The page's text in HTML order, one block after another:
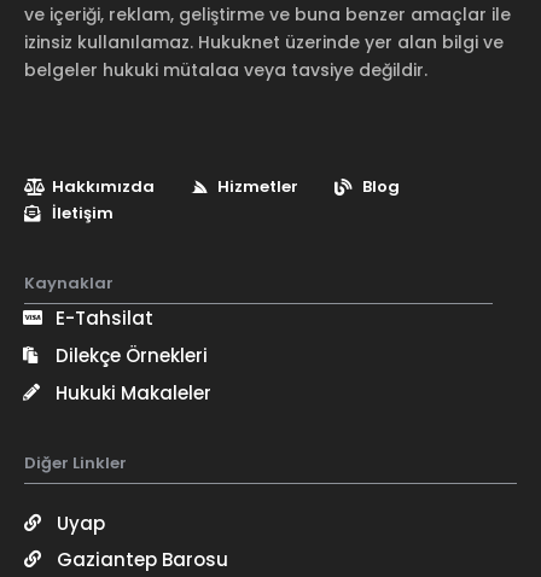
ve içeriği, reklam, geliştirme ve buna benzer amaçlar ile
izinsiz kullanılamaz. Hukuknet üzerinde yer alan bilgi ve
belgeler hukuki mütalaa veya tavsiye değildir.
Hakkımızda Hizmetler
Blog
İletişim
Kaynaklar
E-Tahsilat
Dilekçe Örnekleri
Hukuki Makaleler
Diğer Linkler
Uyap
Gaziantep Barosu